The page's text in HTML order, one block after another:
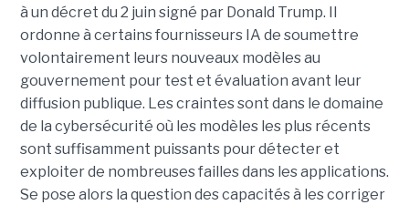
à un décret du 2 juin signé par Donald Trump. Il
ordonne à certains fournisseurs IA de soumettre
volontairement leurs nouveaux modèles au
gouvernement pour test et évaluation avant leur
diffusion publique. Les craintes sont dans le domaine
de la cybersécurité où les modèles les plus récents
sont suffisamment puissants pour détecter et
exploiter de nombreuses failles dans les applications.
Se pose alors la question des capacités à les corriger